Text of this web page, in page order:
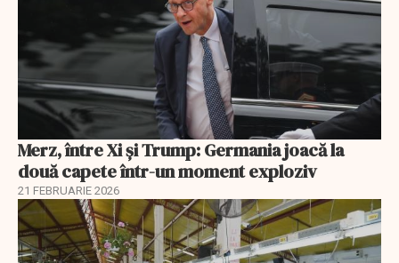
Merz, între Xi și Trump: Germania joacă la
două capete într-un moment exploziv
21 FEBRUARIE 2026